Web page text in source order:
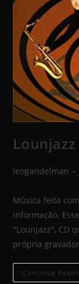
Lounjazz
leogandelman
Música feita
informação.
"Lounjazz", CD
própria
Continue